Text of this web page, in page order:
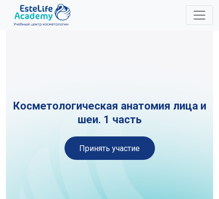
Косметологическая анатомия лица и
шеи. 1 часть
Принять участие